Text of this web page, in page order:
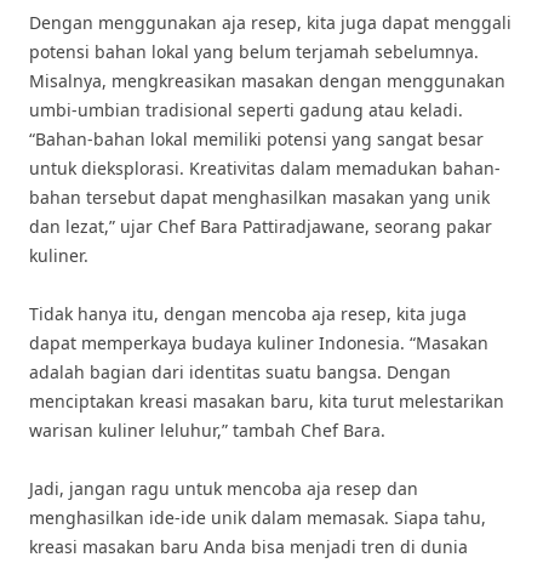
Dengan menggunakan aja resep, kita juga dapat menggali
potensi bahan lokal yang belum terjamah sebelumnya.
Misalnya, mengkreasikan masakan dengan menggunakan
umbi-umbian tradisional seperti gadung atau keladi.
“Bahan-bahan lokal memiliki potensi yang sangat besar
untuk dieksplorasi. Kreativitas dalam memadukan bahan-
bahan tersebut dapat menghasilkan masakan yang unik
dan lezat,” ujar Chef Bara Pattiradjawane, seorang pakar
kuliner.
Tidak hanya itu, dengan mencoba aja resep, kita juga
dapat memperkaya budaya kuliner Indonesia. “Masakan
adalah bagian dari identitas suatu bangsa. Dengan
menciptakan kreasi masakan baru, kita turut melestarikan
warisan kuliner leluhur,” tambah Chef Bara.
Jadi, jangan ragu untuk mencoba aja resep dan
menghasilkan ide-ide unik dalam memasak. Siapa tahu,
kreasi masakan baru Anda bisa menjadi tren di dunia